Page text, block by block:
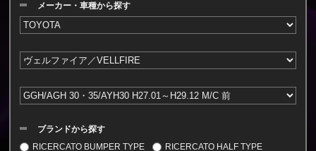
メーカー・車種から探す
ブランドから探す
RICERCATO BUMPER TYPE
RICERCATO HALF TYPE